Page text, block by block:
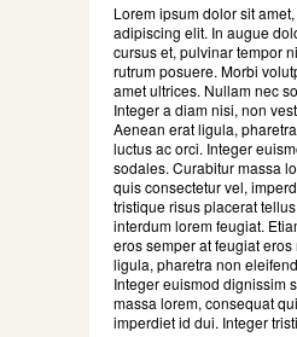
Lorem ipsum dolor sit
adipiscing elit. In augue
cursus et, pulvinar tempor
rutrum posuere. Morbi
amet ultrices. Nullam nec
Integer a diam nisi, non
Aenean erat ligula,
luctus ac orci. Integer
sodales. Curabitur massa
quis consectetur vel,
tristique risus placerat
interdum lorem feugiat.
eros semper at feugiat
ligula, pharetra non
Integer euismod dignissim
massa lorem, consequat
imperdiet id dui. Integer